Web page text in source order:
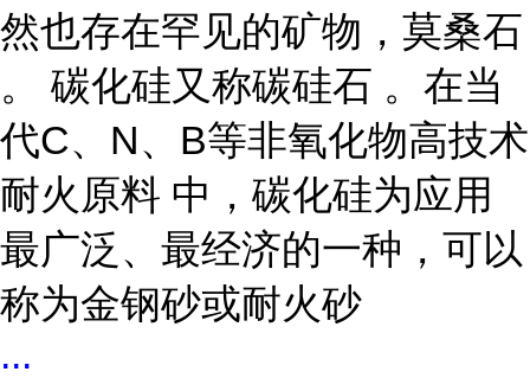
然也存在罕见的矿物，莫桑石
。 碳化硅又称碳硅石 。在当
代C、N、B等非氧化物高技术
耐火原料 中，碳化硅为应用
最广泛、最经济的一种，可以
称为金钢砂或耐火砂
...